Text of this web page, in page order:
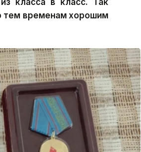
класса в класс. Так
тем временам хорошим